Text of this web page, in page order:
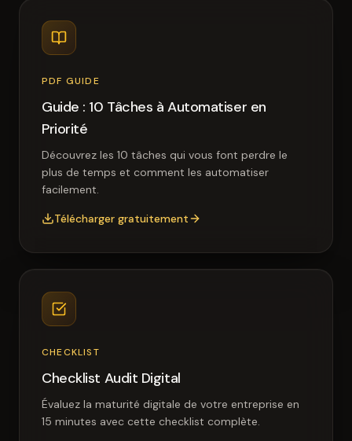
PDF GUIDE
Guide : 10 Tâches à Automatiser en
Priorité
Découvrez les 10 tâches qui vous font perdre le
plus de temps et comment les automatiser
facilement.
Télécharger gratuitement
CHECKLIST
Checklist Audit Digital
Évaluez la maturité digitale de votre entreprise en
15 minutes avec cette checklist complète.